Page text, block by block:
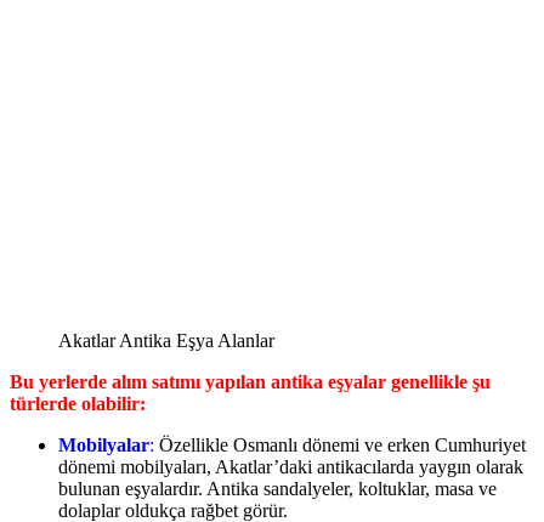
Akatlar Antika Eşya Alanlar
Bu yerlerde alım satımı yapılan antika eşyalar genellikle şu
türlerde olabilir:
Mobilyalar: Özellikle Osmanlı dönemi ve erken Cumhuriyet
dönemi mobilyaları, Akatlar’daki antikacılarda yaygın olarak
bulunan eşyalardır. Antika sandalyeler, koltuklar, masa ve
dolaplar oldukça rağbet görür.